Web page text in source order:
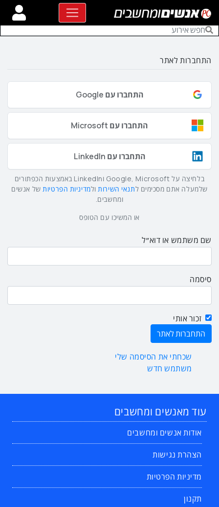
התחברות לאתר
התחברו עם Google
התחברו עם Microsoft
התחברו עם LinkedIn
בלחיצה על Google, Microsoft וLinkedIn באמצעות הכפתורים
שלמעלה אתם מסכימים לתנאי השירותולמדיניות הפרטיותשל אנשים
ומחשבים.
או המשיכו עם הטופס
שם משתמש או דוא״ל
סיסמה
זכור אותי
שכחתי את הסיסמה שלי
משתמש חדש
עוד מאנשים ומחשבים
אודות אנשים ומחשבים
הצהרת נגישות
מדיניות הפרטיות
תקנון